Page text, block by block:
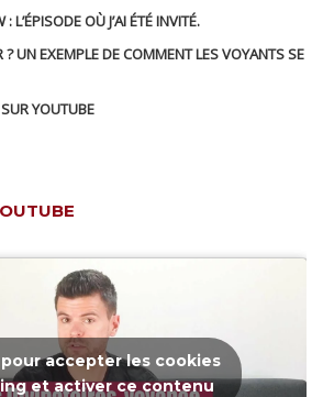
OÙ J’AI ÉTÉ INVITÉ.
? UN EXEMPLE DE COMMENT LES VOYANTS SE
YOUTUBE
accepter les cookies
et activer ce contenu